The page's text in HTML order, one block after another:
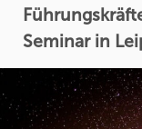
Seminar in